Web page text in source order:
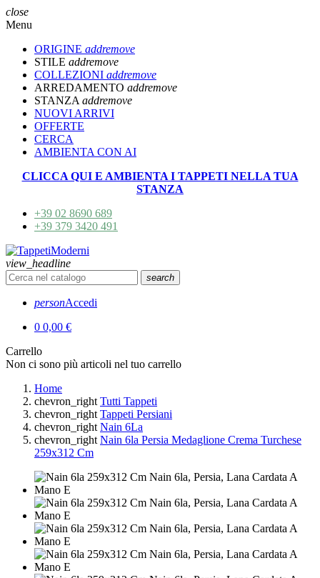
close
Menu
ORIGINE addremove
STILE addremove
COLLEZIONI addremove
ARREDAMENTO addremove
STANZA addremove
NUOVI ARRIVI
OFFERTE
CERCA
AMBIENTA CON AI
CLICCA QUI E AMBIENTA I TAPPETI NELLA TUA
STANZA
+39 02 8690 689
+39 379 3420 491
view_headline
search
personAccedi
0 0,00 €
Carrello
Non ci sono più articoli nel tuo carrello
Home
chevron_right Tutti Tappeti
chevron_right Tappeti Persiani
chevron_right Nain 6La
chevron_right Nain 6la Persia Medaglione Crema Turchese
259x312 Cm